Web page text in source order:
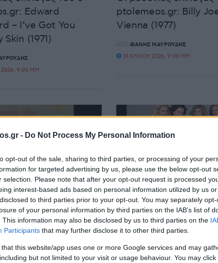
- Do Not Process My Personal Information
opt-out of the sale, sharing to third parties, or processing of your
for targeted advertising by us, please use the below opt-out
selection. Please note that after your opt-out request is processed
interest-based ads based on personal information utilized by us
to third parties prior to your opt-out. You may separately
of your personal information by third parties on the IAB’s list of
This information may also be disclosed by us to third parties on the
Participants that may further disclose it to other third parties.
that this website/app uses one or more Google services and may
but not limited to your visit or usage behaviour. You may
Edward
– I’ve Got You
(1971)
9:00 ΜΜ
ptolemeos.gr: Billy
Vienna (1977)
ΑΠΌ ΦΆΝΗΣ ΜΑΥΡΟΥΔΉΣ
31 ΙΟΥΛΊΟΥ 2026, 9:00 ΜΜ
επιλογές του e-
Sara Lov – La
9:00 ΜΜ
ΜΟΥΣΙΚΈΣ ΕΠΙΛΟΓΈΣ
Οι μουσικές
ptolemeos.gr: Destiny
– Misirlou (2020)
28 ΙΟΥΛΊΟΥ 2026, 9:00 ΜΜ